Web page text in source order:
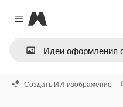
Close menu
Magnific
Создать ИИ-изображение